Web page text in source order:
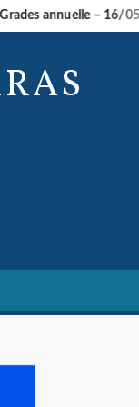
annuelle – 16/05/